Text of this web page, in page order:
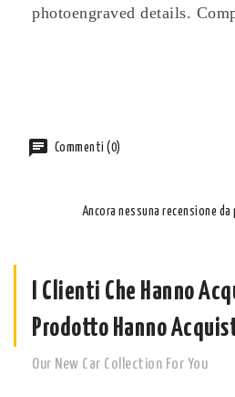
photoengraved details.
Commenti (0)
Ancora nessuna recensione
I Clienti Che Hanno
Prodotto Hanno
Our New Car Collection For You